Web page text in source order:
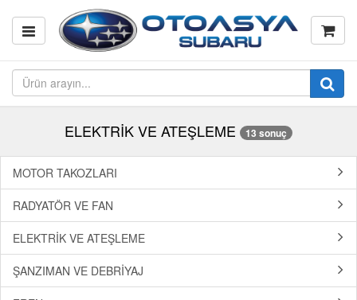
ELEKTRİK VE ATEŞLEME 13 sonuç
MOTOR TAKOZLARI
RADYATÖR VE FAN
ELEKTRİK VE ATEŞLEME
ŞANZIMAN VE DEBRİYAJ